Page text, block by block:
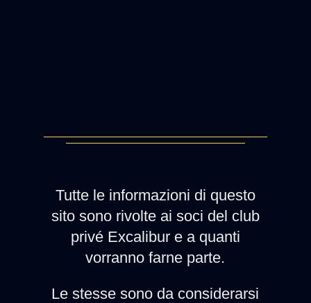
Tutte le informazioni di questo
sito sono rivolte ai soci del club
privé Excalibur e a quanti
vorranno farne parte.
Le stesse sono da considerarsi